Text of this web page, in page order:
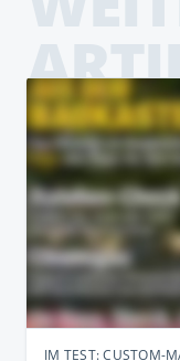
IM TEST: CUSTOM-